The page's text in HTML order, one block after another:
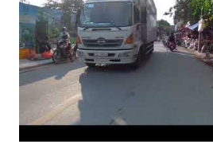
trước Tết Âm lịch; * Nhà nằm trong
trước nhà là khoảng sân rộng ô tô đỗ
cuối ngõ 206 Cổ Linh khoảng 50m;
Linh khoảng 150m; * Cách siêu thị
khoảng 200m; * Cách chân cầu
Cách Trường Tiểu học Đoàn Kết,